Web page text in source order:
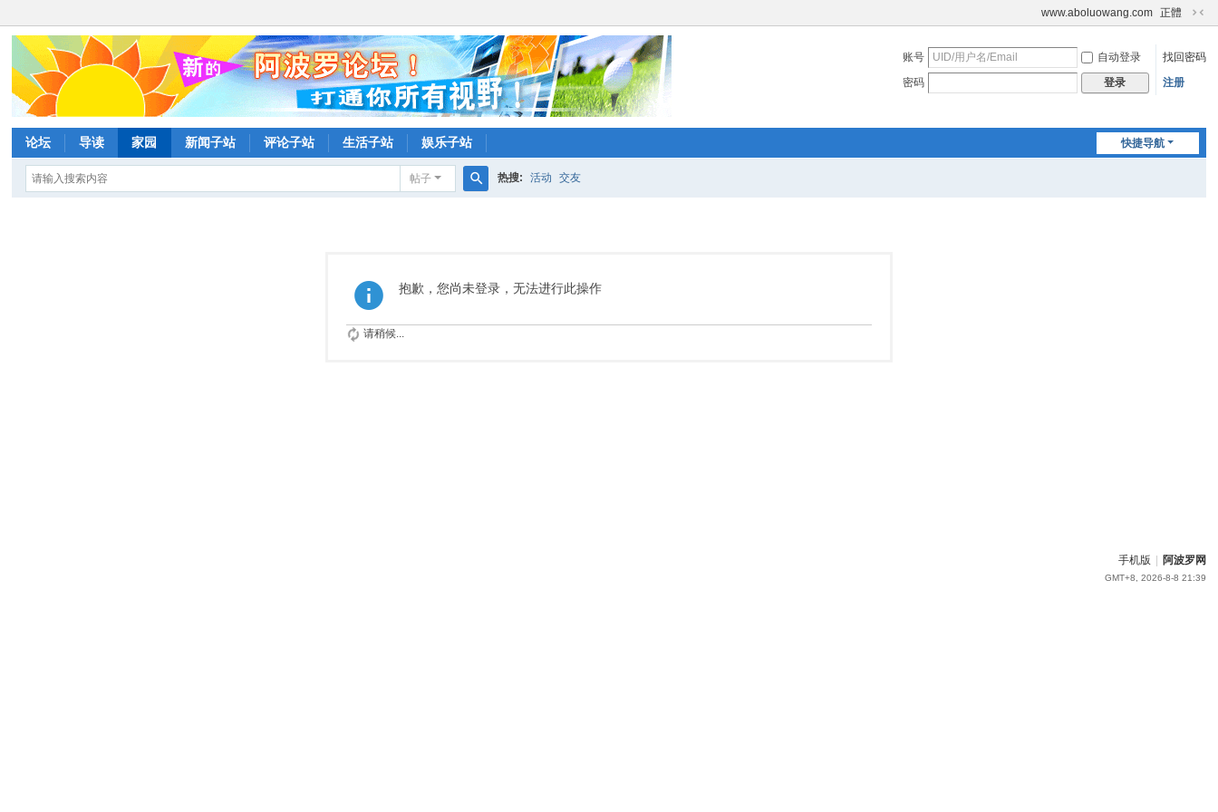
www.aboluowang.com 正體
切
到
账号 自动登录
找回密码
密码
登录 注册
快捷导航
论坛 导读 家园 新闻子站 评论子站 生活子站 娱乐子站
帖子 热搜: 活动 交友
抱歉，您尚未登录，无法进行此操作
请稍候...
手机版 阿波罗网
GMT+8, 2026-8-8 21:39